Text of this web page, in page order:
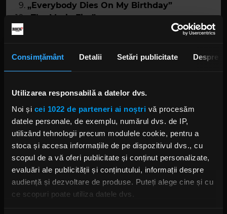
Consimțământ Detalii Setări publicitate Despre
Utilizarea responsabilă a datelor dvs.
Noi și cei 1022 de parteneri ai noștri vă procesăm
datele personale, de exemplu, numărul dvs. de IP,
utilizând tehnologii precum modulele cookie, pentru a
stoca și accesa informațiile de pe dispozitivul dvs., cu
scopul de a vă oferi publicitate și conținut personalizate,
evaluări ale publicității și conținutului, informații despre
audiență și dezvoltare de produse. Puteți alege cine și cu
ce scopuri poate utiliza datele dvs.
„Everybody Dies On My Birthday”
„The Maria Fire”
„European Tour Bus Bathroom Song”
Foto:Captură ecran YouTube